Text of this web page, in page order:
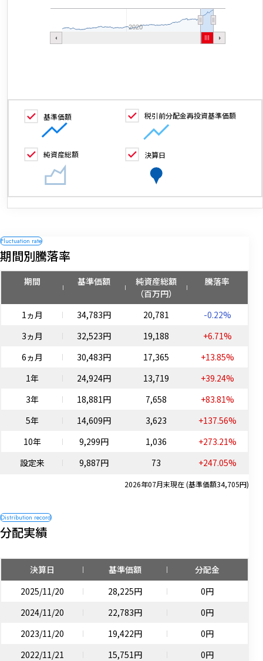
2020
基準価額 税引前分配金再投資基準価額
純資産総額 決算日
期間別騰落率
期間 基準価額
純資産総額
（百万円）
騰落率
1ヵ月 34,783円 20,781
-0.22%
3ヵ月
32,523円 19,188
+6.71%
6ヵ月
30,483円 17,365
+13.85%
1年
24,924円 13,719
+39.24%
3年
18,881円 7,658
+83.81%
5年
14,609円 3,623
+137.56%
10年
9,299円 1,036
+273.21%
設定来
9,887円 73 +247.05%
2026年07月末現在 (基準価額34,705円)
分配実績
決算日 基準価額
分配金
2025/11/20
28,225円
0円
2024/11/20
22,783円
0円
2023/11/20
19,422円
0円
2022/11/21
15,751円
0円